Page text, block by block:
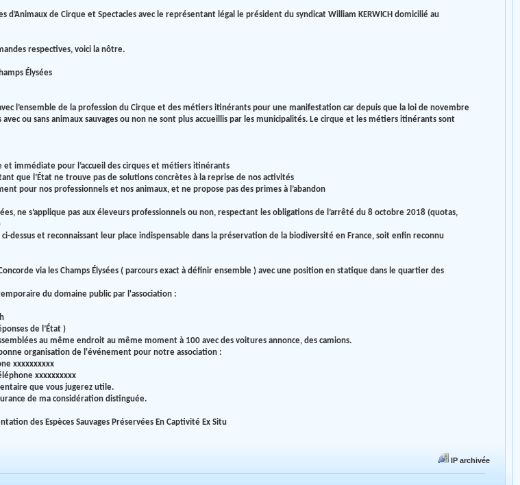
d’Animaux de Cirque et Spectacles avec le représentant légal le président du syndicat William KERWICH domicilié au
respectives, voici la nôtre.
Élysées
avec l’ensemble de la profession du Cirque et des métiers itinérants pour une manifestation car depuis que la loi de novembre
ou sans animaux sauvages ou non ne sont plus accueillis par les municipalités. Le cirque et les métiers itinérants sont
immédiate pour l’accueil des cirques et métiers itinérants
que l’État ne trouve pas de solutions concrètes à la reprise de nos activités
pour nos professionnels et nos animaux, et ne propose pas des primes à l’abandon
ne s’applique pas aux éleveurs professionnels ou non, respectant les obligations de l’arrêté du 8 octobre 2018 (quotas,
dessus et reconnaissant leur place indispensable dans la préservation de la biodiversité en France, soit enfin reconnu
via les Champs Élysées ( parcours exact à définir ensemble ) avec une position en statique dans le quartier des
du domaine public par l'association :
de l’État )
au même endroit au même moment à 100 avec des voitures annonce, des camions.
organisation de l'événement pour notre association :
xxxxxxxxxx
xxxxxxxxxx
que vous jugerez utile.
de ma considération distinguée.
des Espèces Sauvages Préservées En Captivité Ex Situ
IP archivée